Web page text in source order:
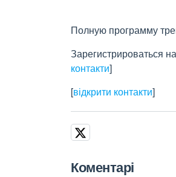
Полную программу
Зарегистрироваться
контакти]
[відкрити контакти]
Коментарі